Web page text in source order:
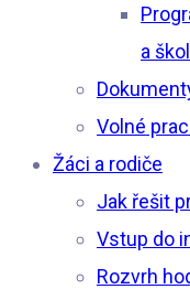
a
Volné
Žáci a rodiče
Jak řešit
Vstup do
Rozvrh